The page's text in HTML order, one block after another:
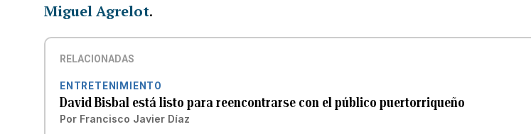
Miguel Agrelot.
RELACIONADAS
ENTRETENIMIENTO
David Bisbal está listo para reencontrarse con el público puertorriqueño
Por Francisco Javier Díaz